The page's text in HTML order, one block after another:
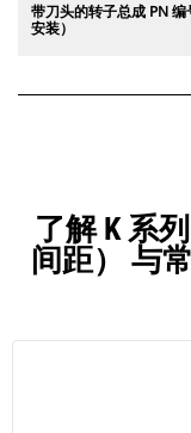
带刀头的转子总成 PN 编
安装）
了解 K 系
间距） 与